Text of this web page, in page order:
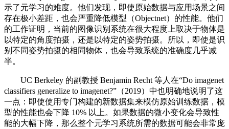
示了元学习的难度。他们发现，即使原始数据与应用场景之间
存在极小差距，也会严重降低模型（Objectnet）的性能。他们
的工作证明，当前的图像识别系统在很大程度上取决于物体是
以特定的角度拍摄，还是以特定的姿势拍摄。所以，即使是识
别不同姿势拍摄的相同物体，也会导致系统的准确度几乎减
半。
UC Berkeley 的副教授 Benjamin Recht 等人在“Do imagenet
classifiers generalize to imagenet?”（2019）中也明确地说明了这
一点：即使使用专门构建的新数据集来模仿原始训练数据，模
型的性能也会下降 10% 以上。如果数据的微小变化会导致性
能的大幅下降，那么整个元学习系统所需的数据可能会非常庞